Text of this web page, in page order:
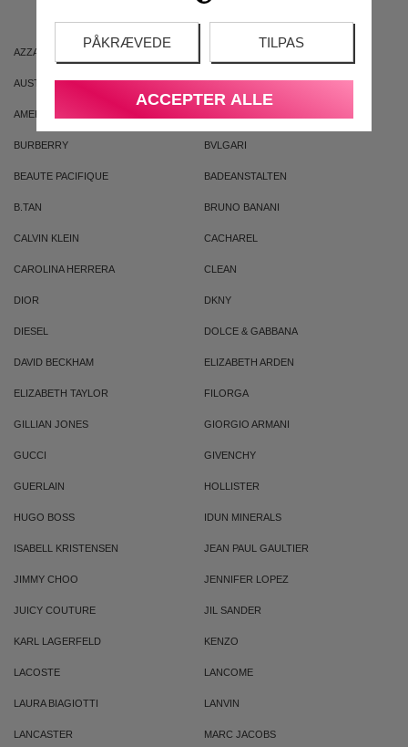
PÅKRÆVEDE TILPAS
ACCEPTER ALLE
AZZARO
AUSTRALIAN GOLD AUSTRALIAN BODYCARE
AMERICAN CREW
BURBERRY BVLGARI
BEAUTE PACIFIQUE BADEANSTALTEN
B.TAN BRUNO BANANI
CALVIN KLEIN CACHAREL
CAROLINA HERRERA CLEAN
DIOR DKNY
DIESEL DOLCE & GABBANA
DAVID BECKHAM ELIZABETH ARDEN
ELIZABETH TAYLOR FILORGA
GILLIAN JONES GIORGIO ARMANI
GUCCI GIVENCHY
GUERLAIN HOLLISTER
HUGO BOSS IDUN MINERALS
ISABELL KRISTENSEN JEAN PAUL GAULTIER
JIMMY CHOO JENNIFER LOPEZ
JUICY COUTURE JIL SANDER
KARL LAGERFELD KENZO
LACOSTE LANCOME
LAURA BIAGIOTTI LANVIN
LANCASTER MARC JACOBS